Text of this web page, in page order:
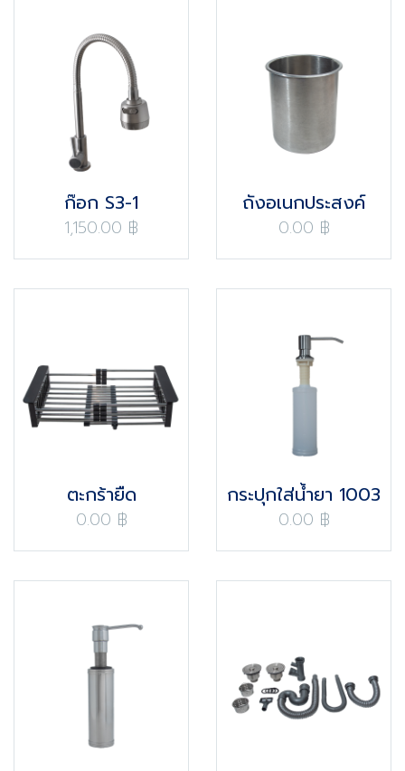
ก๊อก S3-1
1,150.00 ฿
ถังอเนกประสงค์
0.00 ฿
ตะกร้ายืด
0.00 ฿
กระปุกใส่น้ำยา 1003
0.00 ฿